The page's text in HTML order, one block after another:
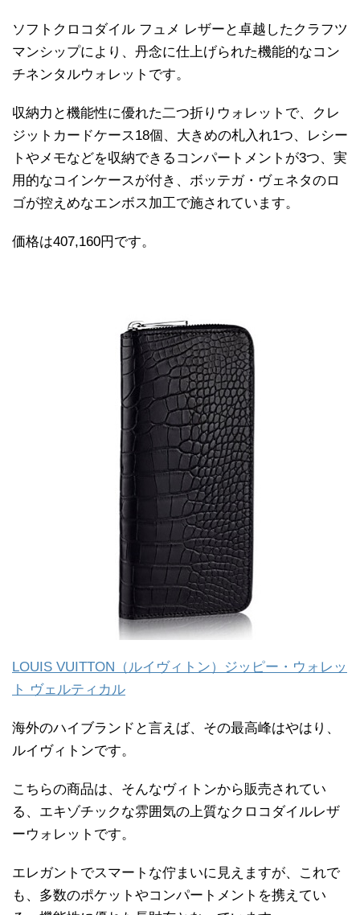
ソフトクロコダイル フュメ レザーと卓越したクラフツ
マンシップにより、丹念に仕上げられた機能的なコン
チネンタルウォレットです。
収納力と機能性に優れた二つ折りウォレットで、クレ
ジットカードケース18個、大きめの札入れ1つ、レシー
トやメモなどを収納できるコンパートメントが3つ、実
用的なコインケースが付き、ボッテガ・ヴェネタのロ
ゴが控えめなエンボス加工で施されています。
価格は407,160円です。
LOUIS VUITTON（ルイヴィトン）ジッピー・ウォレッ
ト ヴェルティカル
海外のハイブランドと言えば、その最高峰はやはり、
ルイヴィトンです。
こちらの商品は、そんなヴィトンから販売されてい
る、エキゾチックな雰囲気の上質なクロコダイルレザ
ーウォレットです。
エレガントでスマートな佇まいに見えますが、これで
も、多数のポケットやコンパートメントを携えてい